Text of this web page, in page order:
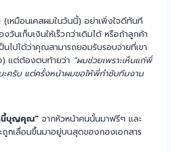
(เหมือนเคสผมในวันนี้) อย่าเพิ่งใจดีทันที
วันเก็บเงินให้เร็วกว่าเดิมได้ หรือถ้าลูกค้า
ไปได้ว่าคุณสามารถยอมรับรอบจ่ายที่เขา
) แต่ต้องตบท้ายว่า “ผมช่วยเพราะเห็นแก่พี่
ะครับ แต่ครั้งหน้าผมขอให้พี่กำชับทีมงาน
นี้บุญคุณ” จากหัวหน้าคนนั้นมาฟรีๆ และ
กเลื่อนขึ้นมาอยู่บนสุดของกองเอกสาร